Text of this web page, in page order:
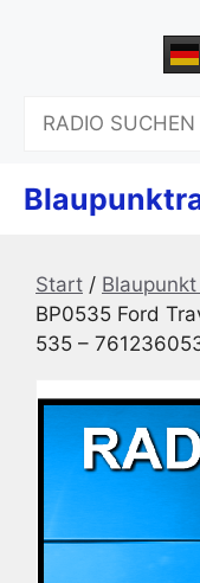
Start /
BP0535 Ford
535 –